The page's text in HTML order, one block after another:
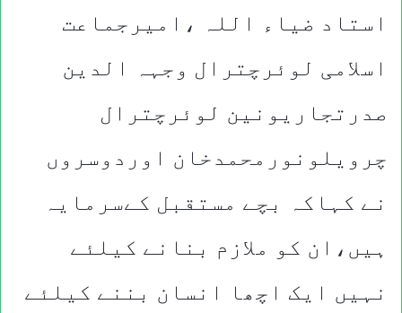
استاد ضیاء اللہ ،امیرجماعت
اسلامی لوئرچترال وجہہ الدین
صدرتجاریونین لوئرچترال
چرویلونورمحمدخان اوردوسروں
نے کہاکہ بچے مستقبل کےسرمایہ
ہیں،ان کو ملازم بنانے کیلئے
نہیں ایک اچھا انسان بننے کیلئے